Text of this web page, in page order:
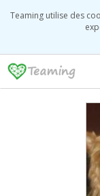
Teaming utilise des